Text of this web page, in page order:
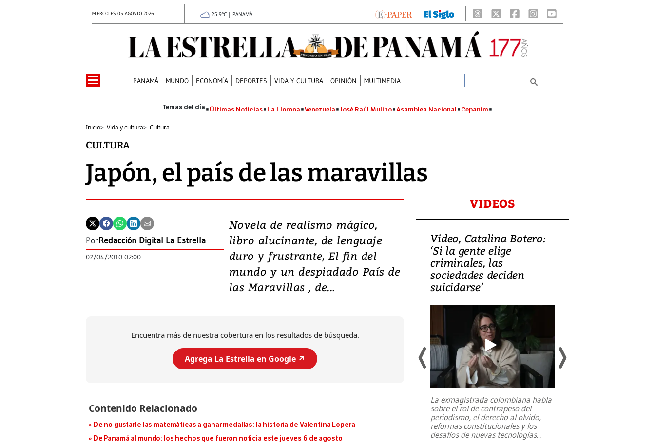
MIÉRCOLES 05 AGOSTO 2026 25.9°C | PANAMÁ
PANAMÁ MUNDO ECONOMÍA DEPORTES VIDA Y CULTURA OPINIÓN MULTIMEDIA
Últimas Noticias La Llorona Venezuela José Raúl Mulino Asamblea Nacional Cepanim
Inicio> Vida y cultura> Cultura
CULTURA
Japón, el país de las maravillas
PorRedacción Digital La Estrella
07/04/2010 02:00
Novela de realismo mágico,
libro alucinante, de lenguaje
duro y frustrante, El fin del
mundo y un despiadado País de
las Maravillas , de...
Encuentra más de nuestra cobertura en los resultados de búsqueda.
Agrega La Estrella en Google ↗️
De no gustarle las matemáticas a ganar medallas: la historia de Valentina Lopera
De Panamá al mundo: los hechos que fueron noticia este jueves 6 de agosto
VIDEOS
Video, Japón: Terremoto
deja heridos y graves
daños en Kumamoto
al sur de Japón, provocando una
Video, Catalina Botero:
‘Si la gente elige
criminales, las
sociedades deciden
suicidarse’
La exmagistrada colombiana habla
sobre el rol de contrapeso del
periodismo, el derecho al olvido,
reformas constitucionales y los
desafíos de nuevas tecnologías...